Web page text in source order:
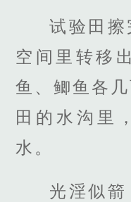
试验田擦
空间里转移
鱼、鲫鱼各
田的水沟里
水。
光淫似